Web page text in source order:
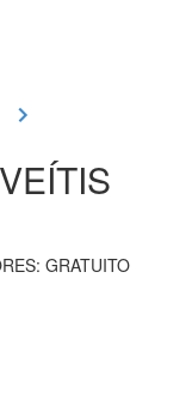
GRATUITO